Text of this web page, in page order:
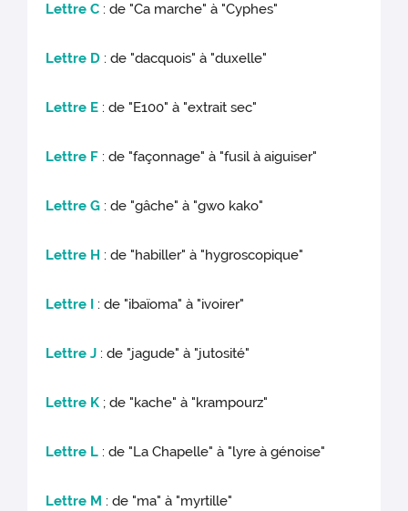
Lettre C : de "Ca marche" à "Cyphes"
Lettre D : de "dacquois" à "duxelle"
Lettre E : de "E100" à "extrait sec"
Lettre F : de "façonnage" à "fusil à aiguiser"
Lettre G : de "gâche" à "gwo kako"
Lettre H : de "habiller" à "hygroscopique"
Lettre I : de "ibaïoma" à "ivoirer"
Lettre J : de "jagude" à "jutosité"
Lettre K ; de "kache" à "krampourz"
Lettre L : de "La Chapelle" à "lyre à génoise"
Lettre M : de "ma" à "myrtille"